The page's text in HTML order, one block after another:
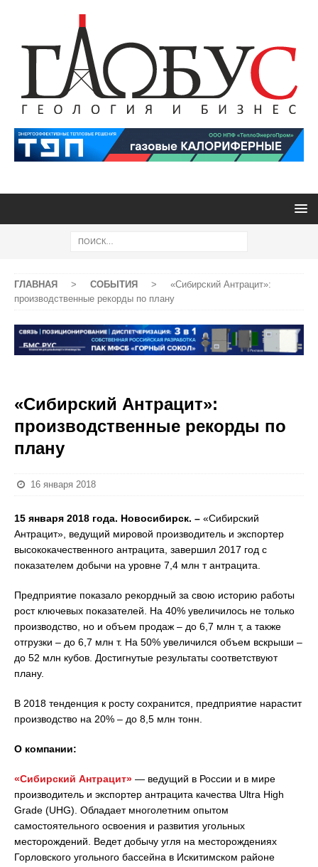
ГЛАВНАЯ > СОБЫТИЯ >
«Сибирский Антрацит»:
производственные рекорды по плану
«Сибирский Антрацит»:
производственные рекорды по
плану
16 января 2018
15 января 2018 года. Новосибирск. – «Сибирский
Антрацит», ведущий мировой производитель и экспортер
высококачественного антрацита, завершил 2017 год с
показателем добычи на уровне 7,4 млн т антрацита.
Предприятие показало рекордный за свою историю работы
рост ключевых показателей. На 40% увеличилось не только
производство, но и объем продаж – до 6,7 млн т, а также
отгрузки – до 6,7 млн т. На 50% увеличился объем вскрыши –
до 52 млн кубов. Достигнутые результаты соответствуют
плану.
В 2018 тенденция к росту сохранится, предприятие нарастит
производство на 20% – до 8,5 млн тонн.
О компании:
«Сибирский Антрацит» — ведущий в России и в мире
производитель и экспортер антрацита качества Ultra High
Grade (UHG). Обладает многолетним опытом
самостоятельного освоения и развития угольных
месторождений. Ведет добычу угля на месторождениях
Горловского угольного бассейна в Искитимском районе